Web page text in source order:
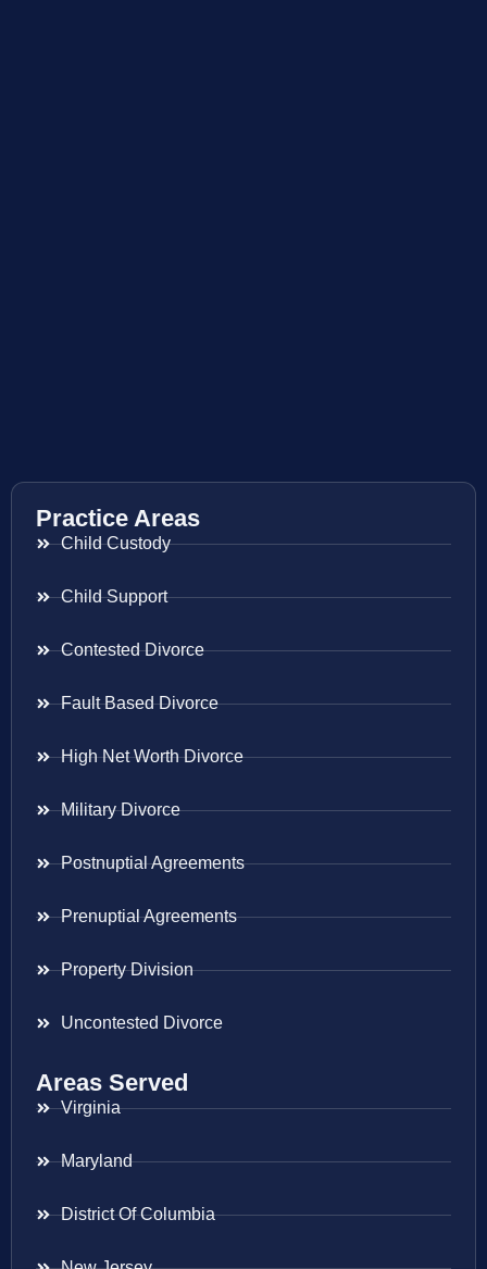
Practice Areas
Child Custody
Child Support
Contested Divorce
Fault Based Divorce
High Net Worth Divorce
Military Divorce
Postnuptial Agreements
Prenuptial Agreements
Property Division
Uncontested Divorce
Areas Served
Virginia
Maryland
District Of Columbia